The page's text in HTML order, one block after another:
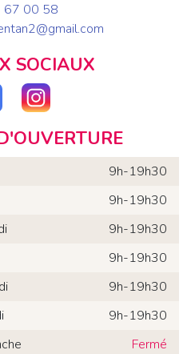
67 00 58
SOCIAUX
9h-19h30
9h-19h30
9h-19h30
9h-19h30
9h-19h30
9h-19h30
Fermé